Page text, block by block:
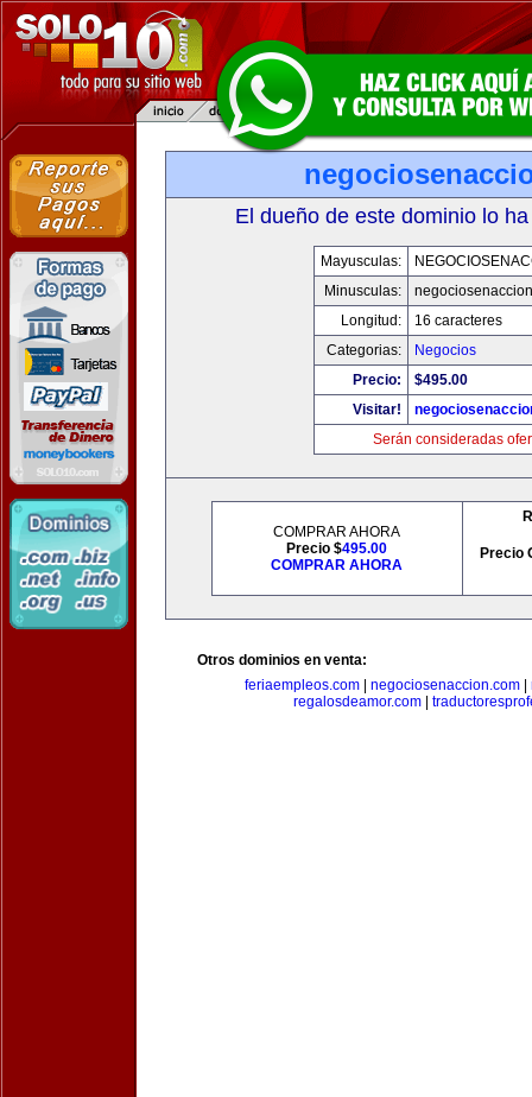
El dueño de este dominio lo
Mayusculas:
Minusculas:
Longitud:
16 caracteres
Categorias:
Negocios
Precio:
$495.00
Visitar!
Serán consideradas
COMPRAR AHORA
Precio $495.00
COMPRAR AHORA
Precio
Otros dominios en venta:
feriaempleos.com
negociosenaccion.com
regalosdeamor.com